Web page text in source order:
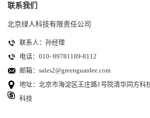
联系我们
北京绿人科技有限责任公司
联系人：孙经理
电话：010- 89781189-8112
邮箱： sales2@greenguardee.com
地址：北京市海淀区王庄路1号院清华同方科
科技